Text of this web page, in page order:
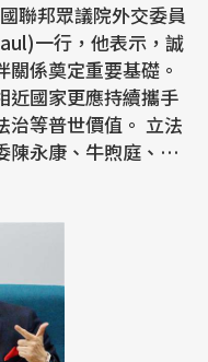
聯邦眾議院外交委員
一行，他表示，誠
係奠定重要基礎。
近國家更應持續攜手
普世價值。 立法
陳永康、牛煦庭、徐